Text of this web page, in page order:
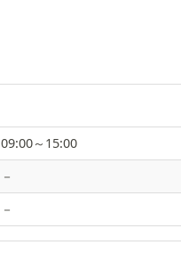
09:00～15:00
－
－